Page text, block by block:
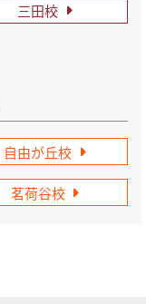
三田校
自由が丘校
茗荷谷校